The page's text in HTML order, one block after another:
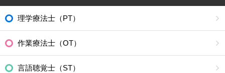
理学療法士（PT）
作業療法士（OT）
言語聴覚士（ST）